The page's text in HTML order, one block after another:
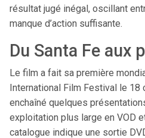
résultat jugé inégal, oscillant
manque d’action suffisante.
Du Santa Fe aux
Le film a fait sa première
International Film Festival le 18
enchaîné quelques
exploitation plus large en VOD
catalogue indique une sortie